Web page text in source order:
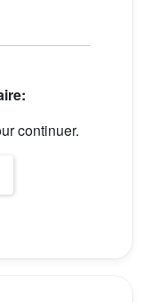
continuer.